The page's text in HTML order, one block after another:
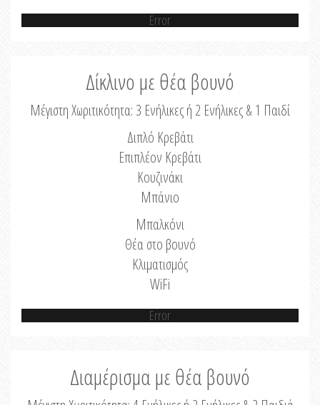
Error
Δίκλινο με θέα βουνό
Μέγιστη Χωριτικότητα: 3 Ενήλικες ή 2 Ενήλικες & 1 Παιδί
Διπλό Κρεβάτι
Επιπλέον Κρεβάτι
Κουζινάκι
Μπάνιο
Μπαλκόνι
Θέα στο βουνό
Κλιματισμός
WiFi
Error
Διαμέρισμα με θέα βουνό